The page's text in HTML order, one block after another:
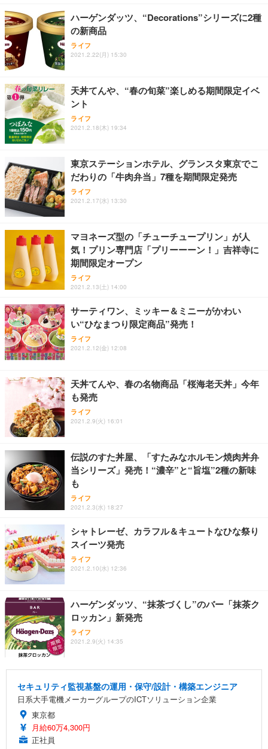
ハーゲンダッツ、“Decorations”シリーズに2種
の新商品
ライフ
2021.2.22(月) 15:30
天丼てんや、“春の旬菜”楽しめる期間限定イベ
ント
ライフ
2021.2.18(木) 19:34
東京ステーションホテル、グランスタ東京でこ
だわりの「牛肉弁当」7種を期間限定発売
ライフ
2021.2.17(水) 13:30
マヨネーズ型の「チューチュープリン」が人
気！プリン専門店「プリーーーン！」吉祥寺に
期間限定オープン
ライフ
2021.2.13(土) 14:00
サーティワン、ミッキー＆ミニーがかわい
い“ひなまつり限定商品”発売！
ライフ
2021.2.12(金) 12:08
天丼てんや、春の名物商品「桜海老天丼」今年
も発売
ライフ
2021.2.9(火) 16:01
伝説のすた丼屋、「すたみなホルモン焼肉丼弁
当シリーズ」発売！“濃辛”と“旨塩”2種の新味
も
ライフ
2021.2.3(水) 18:27
シャトレーゼ、カラフル＆キュートなひな祭り
スイーツ発売
ライフ
2021.2.10(水) 12:36
ハーゲンダッツ、“抹茶づくし”のバー「抹茶ク
ロッカン」新発売
ライフ
2021.2.9(火) 14:35
セキュリティ監視基盤の運用・保守/設計・構築エンジニア
日系大手電機メーカーグループのICTソリューション企業
東京都
月給60万4,300円
正社員